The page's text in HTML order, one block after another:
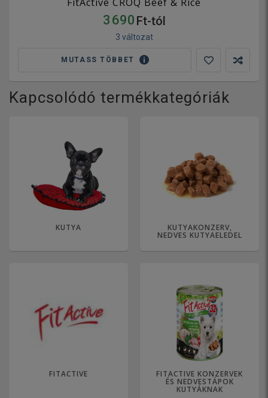
3 690 Ft-tól
3 változat
MUTASS TÖBBET
Kapcsolódó termékkategóriák
KUTYA KUTYAKONZERV,
NEDVES KUTYAELEDEL
FITACTIVE FITACTIVE KONZERVEK
ÉS NEDVESTÁPOK
KUTYÁKNAK